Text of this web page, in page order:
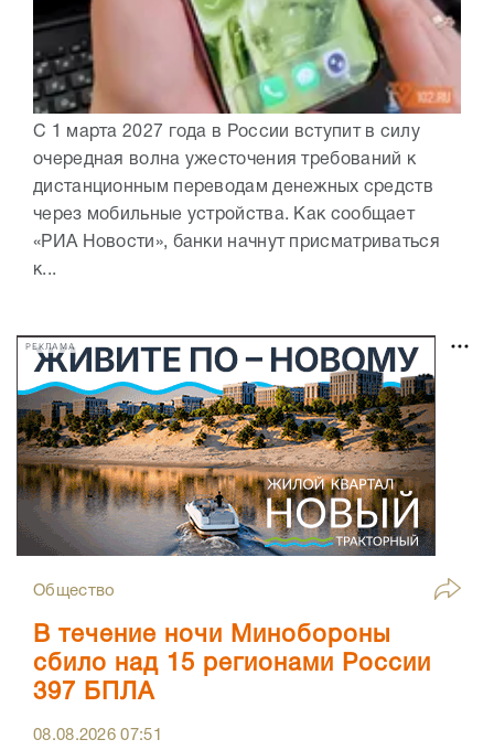
С 1 марта 2027 года в России вступит в силу
очередная волна ужесточения требований к
дистанционным переводам денежных средств
через мобильные устройства. Как сообщает
«РИА Новости», банки начнут присматриваться
к...
РЕКЛАМА
Общество
В течение ночи Минобороны
сбило над 15 регионами России
397 БПЛА
08.08.202607:51